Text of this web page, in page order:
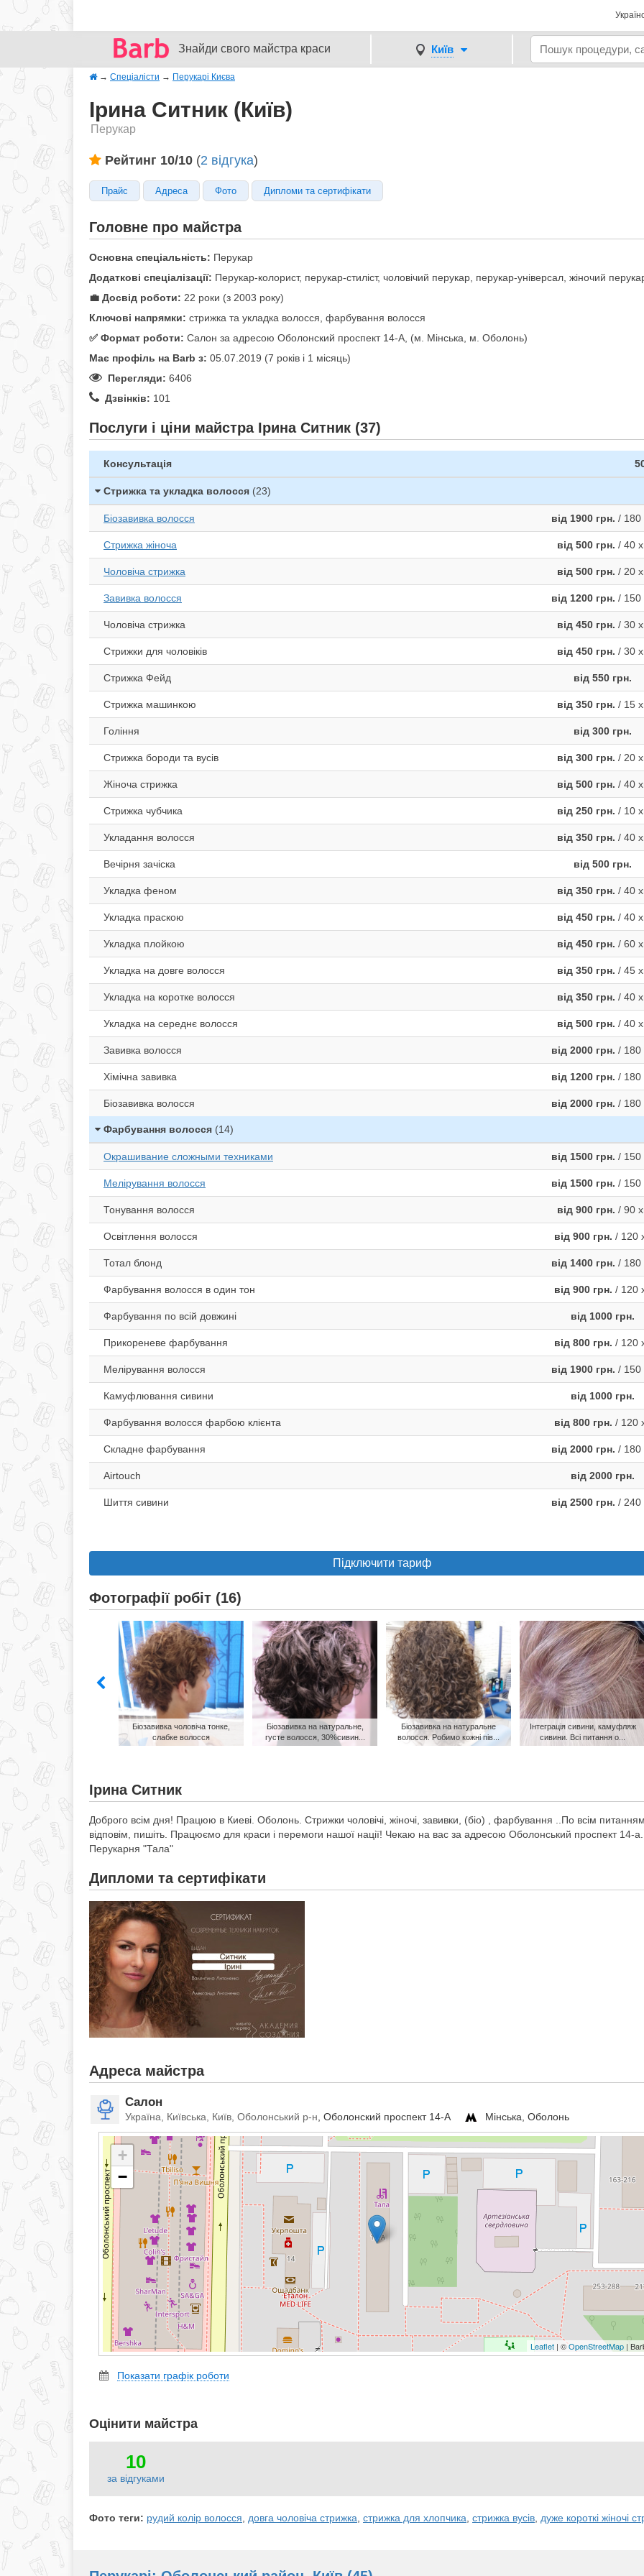
Знайди свого майстра краси Київ
→ Спеціалісти → Перукарі Києва
Ірина Ситник (Київ)
Перукар
Рейтинг 10/10 (2 відгука)
Прайс Адреса Фото Дипломи та сертифікати
Головне про майстра
Основна спеціальність: Перукар
Додаткові спеціалізації: Перукар-колорист, перукар-стиліст, чоловічий перукар, перукар-універсал, жіночий
💼 Досвід роботи: 22 роки (з 2003 року)
Ключові напрямки: стрижка та укладка волосся, фарбування волосся
✅️ Формат роботи: Салон за адресою Оболонский проспект 14-А, (м. Мінська, м. Оболонь)
Має профіль на Barb з: 05.07.2019 (7 років i 1 місяць)
Перегляди: 6406
Дзвінків: 101
Послуги і ціни майстра Ірина Ситник (37)
Консультація
Стрижка та укладка волосся (23)
Біозавивка волосся від 1900 грн. / 180
Стрижка жіноча від 500 грн. / 40
Чоловіча стрижка від 500 грн. / 20
Завивка волосся від 1200 грн. / 150
Чоловіча стрижка від 450 грн. / 30
Стрижки для чоловіків від 450 грн. / 30
Стрижка Фейд від 550 грн.
Стрижка машинкою від 350 грн. / 15
Гоління від 300 грн.
Стрижка бороди та вусів від 300 грн. / 20
Жіноча стрижка від 500 грн. / 40
Стрижка чубчика від 250 грн. / 10
Укладання волосся від 350 грн. / 40
Вечірня зачіска від 500 грн.
Укладка феном від 350 грн. / 40
Укладка праскою від 450 грн. / 40
Укладка плойкою від 450 грн. / 60
Укладка на довге волосся від 350 грн. / 45
Укладка на коротке волосся від 350 грн. / 40
Укладка на середнє волосся від 500 грн. / 40
Завивка волосся від 2000 грн. / 180
Хімічна завивка від 1200 грн. / 180
Біозавивка волосся від 2000 грн. / 180
Фарбування волосся (14)
Окрашивание сложными техниками від 1500 грн. / 150
Мелірування волосся від 1500 грн. / 150
Тонування волосся від 900 грн. / 90
Освітлення волосся від 900 грн. / 120
Тотал блонд від 1400 грн. / 180
Фарбування волосся в один тон від 900 грн. / 120
Фарбування по всій довжині від 1000 грн.
Прикореневе фарбування від 800 грн. / 120
Мелірування волосся від 1900 грн. / 150
Камуфлювання сивини від 1000 грн.
Фарбування волосся фарбою клієнта від 800 грн. / 120
Складне фарбування від 2000 грн. / 180
Airtouch від 2000 грн.
Шиття сивини від 2500 грн. / 240
Підключити тариф
Фотографії робіт (16)
Біозавивка чоловіча тонке,
слабке волосся
Біозавивка на натуральне,
густе волосся, 30%сивин...
Біозавивка на натуральне
волосся. Робимо кожні пів...
Інтеграція сивини, камуфляж
сивини. Всі питання о...
Ірина Ситник
Доброго всім дня! Працюю в Киеві. Оболонь. Стрижки чоловічі, жіночі, завивки, (біо) , фарбування ..По всім питанням
відповім, пишіть. Працюємо для краси і перемоги нашої нації! Чекаю на вас за адресою Оболонський проспект 14-
Перукарня "Тала"
Дипломи та сертифікати
Адреса майстра
Салон
Україна, Київська, Київ, Оболонський р-н, Оболонский проспект 14-А Мінська, Оболонь
+
−
Leaflet | ©OpenStreetMap |
Показати графік роботи
Оцінити майстра
10
за відгуками
Фото теги: рудий колір волосся, довга чоловіча стрижка, стрижка для хлопчика, стрижка вусів, дуже короткі жіночі